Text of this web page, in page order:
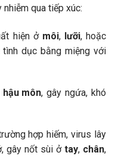
qua tiếp xúc:
hiện ở môi, lưỡi, hoặc
tình dục bằng miệng với
hậu môn, gây ngứa, khó
hợp hiếm, virus lây
gây nốt sùi ở tay, chân,